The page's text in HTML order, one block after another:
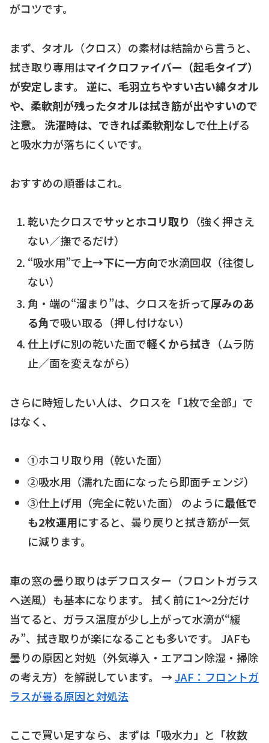
がコツです。
まず、タオル（クロス）の素材は結論から言うと、
拭き取り専用はマイクロファイバー（起毛タイプ）
が安定します。 逆に、毛羽立ちやすい古い綿タオル
や、柔軟剤が残ったタオルは拭き筋が出やすいので
注意。 洗濯時は、できれば柔軟剤なしで仕上げる
と吸水力が落ちにくいです。
おすすめの順番はこれ。
乾いたクロスでサッとホコリ取り （強く押さえ
ない／撫でるだけ）
“吸水用”で上→下に一方向で水滴回収（往復し
ない）
角・端の“溜まり”は、クロスを折って厚みのあ
る角で吸い取る（押し付けない）
仕上げに別の乾いた面で軽くから拭き （ムラ防
止／面を変えながら）
さらに時短したい人は、クロスを「1枚で全部」で
はなく、
①ホコリ取り用（乾いた面）
②吸水用（濡れた面になったら即面チェンジ）
③仕上げ用（完全に乾いた面） のように最低で
も2枚運用にすると、曇り戻りと拭き筋が一気
に減ります。
車の窓の曇り取りはデフロスター（フロントガラス
へ送風）も基本になります。 拭く前に1〜2分だけ
当てると、ガラス温度が少し上がって水滴が“緩
み”、拭き取りが楽になることも多いです。 JAFも
曇りの原因と対処（外気導入・エアコン除湿・掃除
の考え方）を解説しています。 →JAF：フロントガ
ラスが曇る原因と対処法
ここで買い足すなら、まずは「吸水力」と「枚数